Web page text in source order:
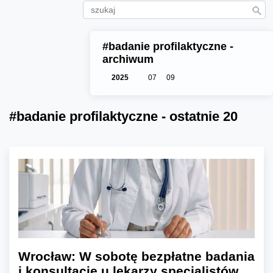
#badanie profilaktyczne -
archiwum
2025 07 09
#badanie profilaktyczne - ostatnie 20
Wrocław: W sobotę bezpłatne badania